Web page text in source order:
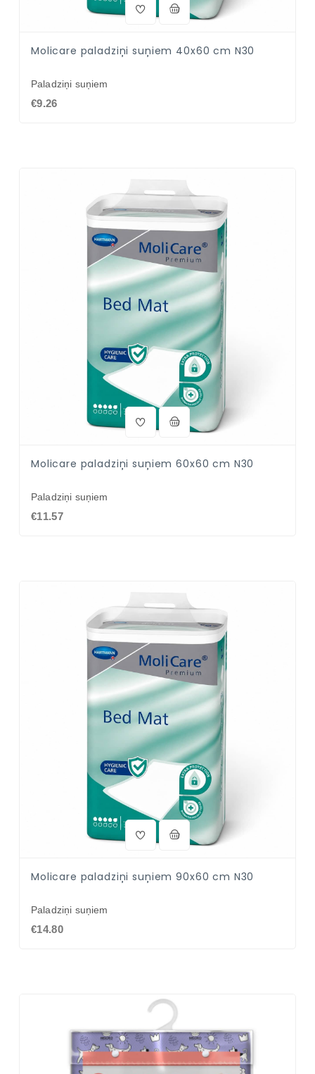
Molicare paladziņi suņiem 40x60 cm N30
Paladziņi suņiem
€9.26
Molicare paladziņi suņiem 60x60 cm N30
Paladziņi suņiem
€11.57
Molicare paladziņi suņiem 90x60 cm N30
Paladziņi suņiem
€14.80